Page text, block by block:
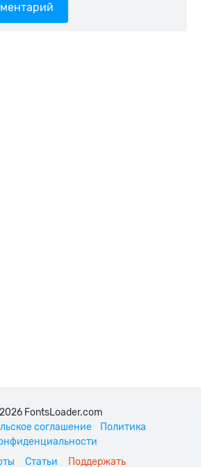
FontsLoader.com
соглашение
Политика
Статьи Поддержать